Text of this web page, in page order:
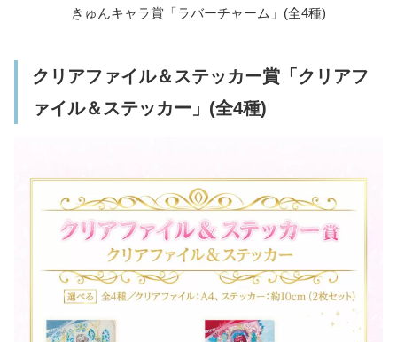
きゅんキャラ賞「ラバーチャーム」(全4種)
クリアファイル＆ステッカー賞「クリアフ
ァイル＆ステッカー」(全4種)